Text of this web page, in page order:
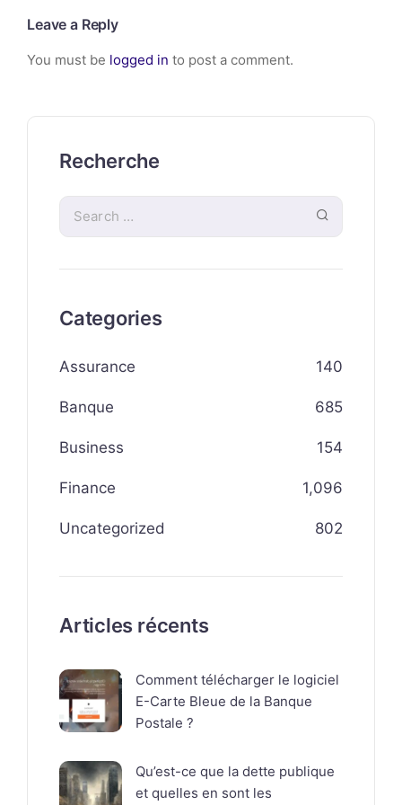
Leave a Reply
You must be logged in to post a comment.
Recherche
Categories
Assurance 140
Banque 685
Business 154
Finance 1,096
Uncategorized 802
Articles récents
Comment télécharger le logiciel
E-Carte Bleue de la Banque
Postale ?
Qu’est-ce que la dette publique
et quelles en sont les